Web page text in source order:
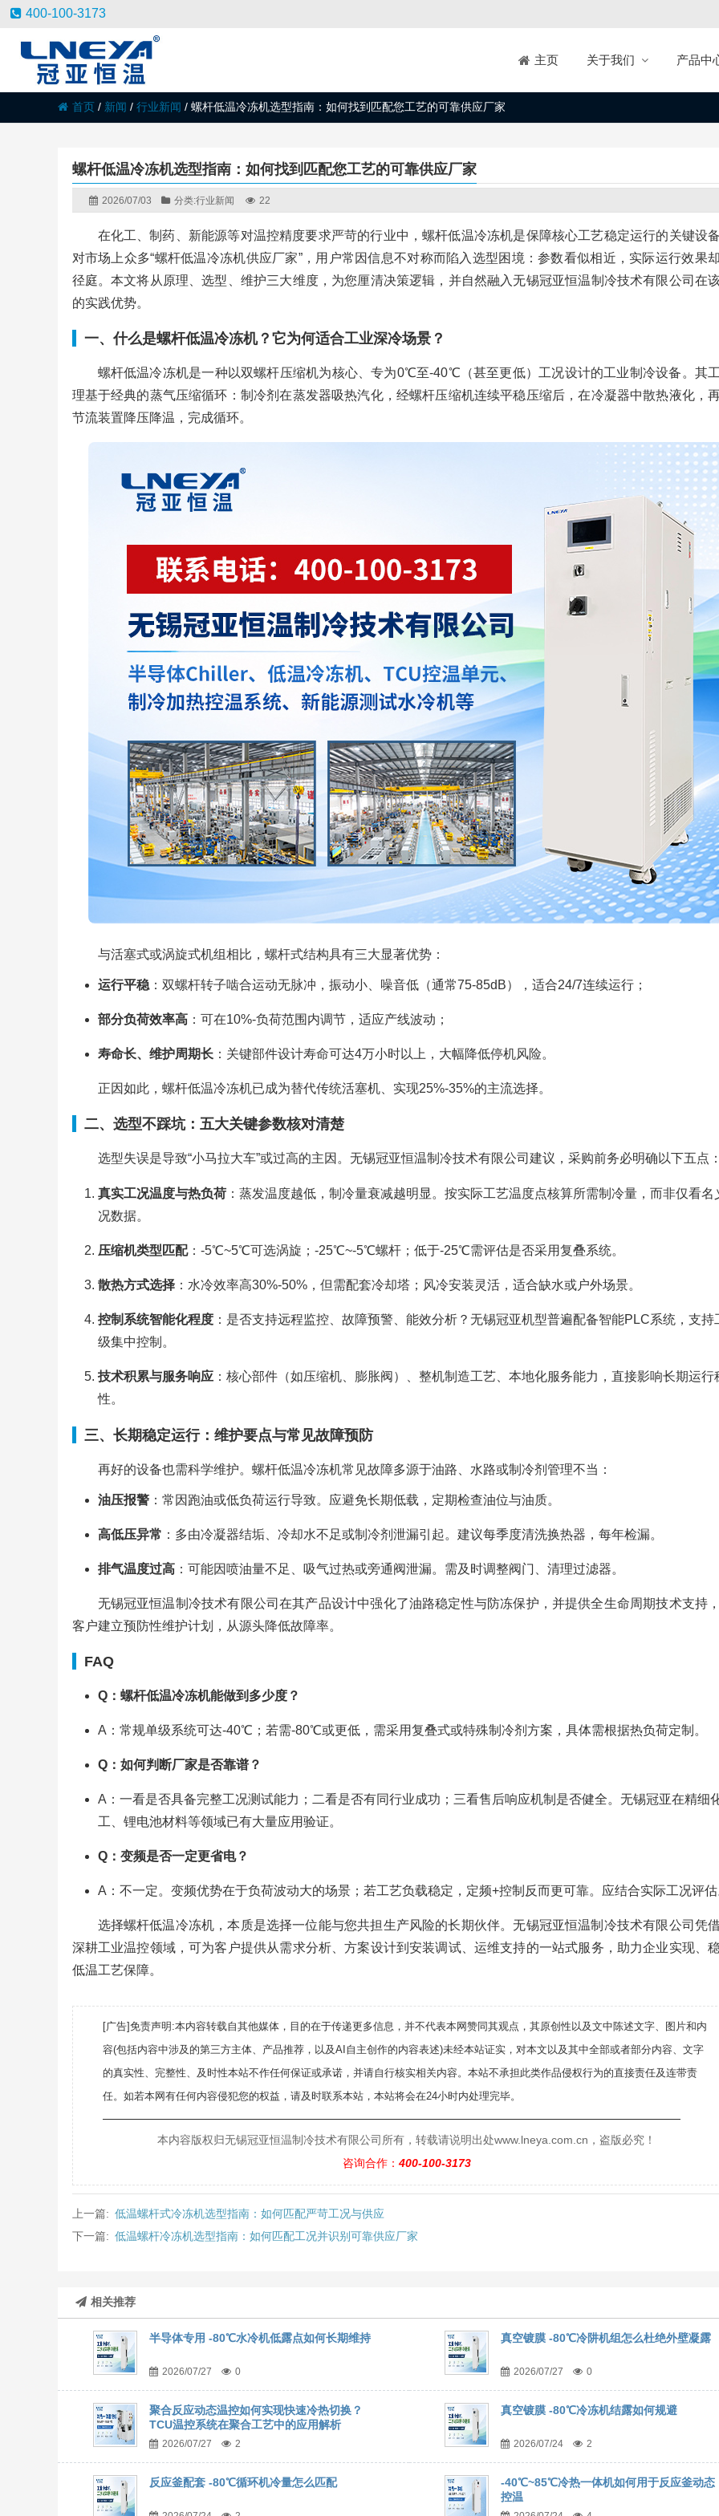
400-100-3173
主页 关于我们 产品中
首页 / 新闻 / 行业新闻 / 螺杆低温冷冻机选型指南：如何找到匹配您工艺的可靠供应厂家
螺杆低温冷冻机选型指南：如何找到匹配您工艺的可靠供应厂家
2026/07/03 分类:行业新闻 22
在化工、制药、新能源等对温控精度要求严苛的行业中，螺杆低温冷冻机是保障核心工艺稳定运行的关键设
对市场上众多“螺杆低温冷冻机供应厂家”，用户常因信息不对称而陷入选型困境：参数看似相近，实际运行效果
径庭。本文将从原理、选型、维护三大维度，为您厘清决策逻辑，并自然融入无锡冠亚恒温制冷技术有限公司在
的实践优势。
一、什么是螺杆低温冷冻机？它为何适合工业深冷场景？
螺杆低温冷冻机是一种以双螺杆压缩机为核心、专为0℃至-40℃（甚至更低）工况设计的工业制冷设备。其
理基于经典的蒸气压缩循环：制冷剂在蒸发器吸热汽化，经螺杆压缩机连续平稳压缩后，在冷凝器中散热液化，
节流装置降压降温，完成循环。
与活塞式或涡旋式机组相比，螺杆式结构具有三大显著优势：
运行平稳：双螺杆转子啮合运动无脉冲，振动小、噪音低（通常75-85dB），适合24/7连续运行；
部分负荷效率高：可在10%-负荷范围内调节，适应产线波动；
寿命长、维护周期长：关键部件设计寿命可达4万小时以上，大幅降低停机风险。
正因如此，螺杆低温冷冻机已成为替代传统活塞机、实现25%-35%的主流选择。
二、选型不踩坑：五大关键参数核对清楚
选型失误是导致“小马拉大车”或过高的主因。无锡冠亚恒温制冷技术有限公司建议，采购前务必明确以下五点：
真实工况温度与热负荷：蒸发温度越低，制冷量衰减越明显。按实际工艺温度点核算所需制冷量，而非仅看名
况数据。
压缩机类型匹配：-5℃~5℃可选涡旋；-25℃~-5℃螺杆；低于-25℃需评估是否采用复叠系统。
散热方式选择：水冷效率高30%-50%，但需配套冷却塔；风冷安装灵活，适合缺水或户外场景。
控制系统智能化程度：是否支持远程监控、故障预警、能效分析？无锡冠亚机型普遍配备智能PLC系统，支持
级集中控制。
技术积累与服务响应：核心部件（如压缩机、膨胀阀）、整机制造工艺、本地化服务能力，直接影响长期运行
性。
三、长期稳定运行：维护要点与常见故障预防
再好的设备也需科学维护。螺杆低温冷冻机常见故障多源于油路、水路或制冷剂管理不当：
油压报警：常因跑油或低负荷运行导致。应避免长期低载，定期检查油位与油质。
高低压异常 ：多由冷凝器结垢、冷却水不足或制冷剂泄漏引起。建议每季度清洗换热器，每年检漏。
排气温度过高：可能因喷油量不足、吸气过热或旁通阀泄漏。需及时调整阀门、清理过滤器。
无锡冠亚恒温制冷技术有限公司在其产品设计中强化了油路稳定性与防冻保护，并提供全生命周期技术支持
客户建立预防性维护计划，从源头降低故障率。
FAQ
Q：螺杆低温冷冻机能做到多少度？
A：常规单级系统可达-40℃；若需-80℃或更低，需采用复叠式或特殊制冷剂方案，具体需根据热负荷定制。
Q：如何判断厂家是否靠谱？
A：一看是否具备完整工况测试能力；二看是否有同行业成功；三看售后响应机制是否健全。无锡冠亚在精细
工、锂电池材料等领域已有大量应用验证。
Q：变频是否一定更省电？
A：不一定。变频优势在于负荷波动大的场景；若工艺负载稳定，定频+控制反而更可靠。应结合实际工况评估
选择螺杆低温冷冻机，本质是选择一位能与您共担生产风险的长期伙伴。无锡冠亚恒温制冷技术有限公司凭
深耕工业温控领域，可为客户提供从需求分析、方案设计到安装调试、运维支持的一站式服务，助力企业实现、
低温工艺保障。
[广告]免责声明:本内容转载自其他媒体，目的在于传递更多信息，并不代表本网赞同其观点，其原创性以及文中陈述文字、图片和内
容(包括内容中涉及的第三方主体、产品推荐，以及AI自主创作的内容表述)未经本站证实，对本文以及其中全部或者部分内容、文字
的真实性、完整性、及时性本站不作任何保证或承诺，并请自行核实相关内容。本站不承担此类作品侵权行为的直接责任及连带责
任。如若本网有任何内容侵犯您的权益，请及时联系本站，本站将会在24小时内处理完毕。
—————————————————————————————————————————————
本内容版权归无锡冠亚恒温制冷技术有限公司所有，转载请说明出处www.lneya.com.cn，盗版必究！
咨询合作： 400-100-3173
上一篇: 低温螺杆式冷冻机选型指南：如何匹配严苛工况与供应
下一篇: 低温螺杆冷冻机选型指南：如何匹配工况并识别可靠供应厂家
相关推荐
半导体专用 -80℃水冷机低露点如何长期维持
2026/07/27 0
真空镀膜 -80℃冷阱机组怎么杜绝外壁凝露
2026/07/27 0
聚合反应动态温控如何实现快速冷热切换？
TCU温控系统在聚合工艺中的应用解析
2026/07/27 2
真空镀膜 -80℃冷冻机结露如何规避
2026/07/24 2
反应釜配套 -80℃循环机冷量怎么匹配
-40℃~85℃冷热一体机如何用于反应釜动态
控温